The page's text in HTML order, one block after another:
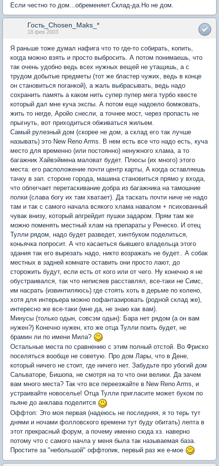
Если честно то дом...обременяет.Склад-да.Но не дом.
Гость_Chosen_Maks_*
18 фев 2003
Я раньше тоже думал нафига что то где-то собирать, копить,
когда можно взять и просто выбросить. А потом понимаешь, что
так очень удобно ведь всех нужных вещей не утащишь, а с
трудом добытые предметы (тот же бластер чужих, ведь в конце
он становиться поганкой), а жаль выбрасывать, ведь надо
сохранить память а каком нить супер пупер мега турбо квесте
который дал мне куча экспы. А потом еще надоело бомжовать,
жить то негде, Аройо снесли, а точнее мост, через пропасть не
прыгнуть, вот приходиться обживаться жильем.
Самый рулезный дом (скорее не дом, а склад его так лучше
называть) это New Reno Arms. В нем есть все что надо есть, куча
место для временно (или постоянно) ненужного хлама, а то
багажник Хайвэймена маловат будет. Плюсы (их много) этого
места: его расположение почти центр карты, А когда оставляешь
тачку в зап. стороне города, машина становиться прямо у входа,
что облегчает перетаскивание добра из багажника на тамошние
полки (слава богу их там хватает). Да таскать почти ниче не надо
там и так с самого начала всякого хлама навалом + психованный
чувак внизу, который апгрейдит пушки задаром. Прям там же
можно поменять местный хлам на препараты у Ренеско. И отец
Тулли рядом, надо будет разведет, хинтбуком поделиться,
коньячка попросит. А что касаеться бывшего владельца этого
здания так его вырезать надо, никто возражать не будет.. А собак
местных в задней комнате оставить они просто лают, до
сторожить будут, если есть от кого или от чего. Ну конечно я не
обустраивался, так что неписяев расставлял, все-таки не Симс,
им насрать (извинтиляюсь) где стоять хоть в дерьме по колено,
хотя для интерьера можно пофантазировать (родной склад же),
интересно же все-таки (мне да, не знаю как вам).
Минусы (только одын, совсэм одын): Бара нет рядом (а он вам
нужен?) Конечно нужен, кто же отца Тулли поить будет, не
брамин ли по имени Мила?
Остальные места по сравнению с этим полный отстой. Во Фриско
поселяться вообще не советую. Про дом Лары, что в Дене,
который ничего не стоит, где ничего нет. Забудьте про убогий дом
Сальваторе, Бишопа, не смотря на то что они велики. Да зачем
вам много места? Так что все переезжайте в New Reno Arms, и
устраивайте новоселье! Отца Тулли пригласите может буком по
пьяне до анклава поделится
Оффтоп: Это моя первая (надеюсь не последняя, я то терь тут
днями и ночами фолловского времени тут буду обитать) лепта в
этот прекрасный форум, а почему именно сюда хз. наверно
потому что с самого начла у меня была так называемая база.
Простите за "небольшой" оффтопик, первый раз же е-мое